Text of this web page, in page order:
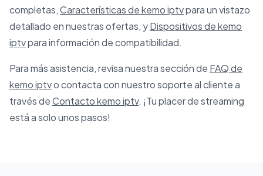
completas,Características de kemo iptvpara un vistazo
detallado en nuestras ofertas, yDispositivos de kemo
iptvpara información de compatibilidad.
Para más asistencia, revisa nuestra sección de FAQ de
kemo iptvo contacta con nuestro soporte al cliente a
través deContacto kemo iptv. ¡Tu placer de streaming
está a solo unos pasos!